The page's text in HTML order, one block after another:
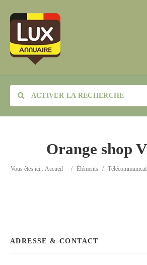
ACTIVER LA RECHERCHE
Catégorie
Orange shop
Vous êtes ici : Accueil / Éléments /
ADRESSE & CONTACT